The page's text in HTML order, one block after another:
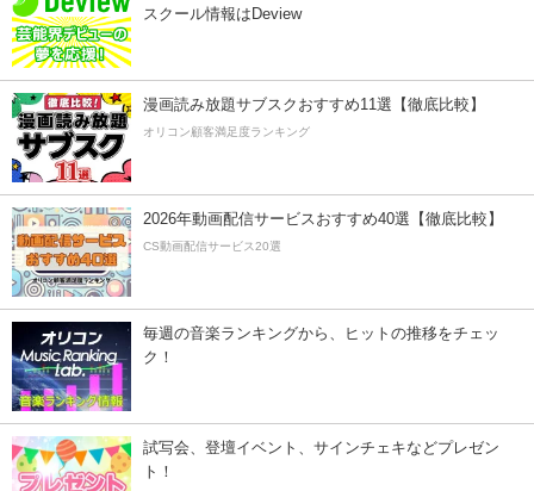
スクール情報はDeview
漫画読み放題サブスクおすすめ11選【徹底比較】
オリコン顧客満足度ランキング
2026年動画配信サービスおすすめ40選【徹底比較】
CS動画配信サービス20選
毎週の音楽ランキングから、ヒットの推移をチェッ
ク！
試写会、登壇イベント、サインチェキなどプレゼン
ト！